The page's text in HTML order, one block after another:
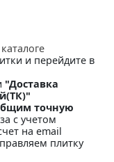
и перейдите в
"Доставка
точную
с учетом
на email
плитку